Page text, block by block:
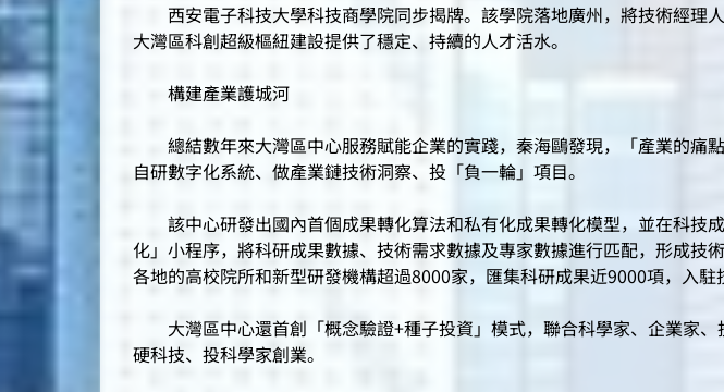
西安電子科技大學科技商學院同步揭牌。該學院落地廣州，將技術經理
大灣區科創超級樞紐建設提供了穩定、持續的人才活水。
構建產業護城河
總結數年來大灣區中心服務賦能企業的實踐，秦海鷗發現，「產業的痛
自研數字化系統、做產業鏈技術洞察、投「負一輪」項目。
該中心研發出國內首個成果轉化算法和私有化成果轉化模型，並在科技
化」小程序，將科研成果數據、技術需求數據及專家數據進行匹配，形成
各地的高校院所和新型研發機構超過8000家，匯集科研成果近9000項，入駐
大灣區中心還首創「概念驗證+種子投資」模式，聯合科學家、企業家、
硬科技、投科學家創業。